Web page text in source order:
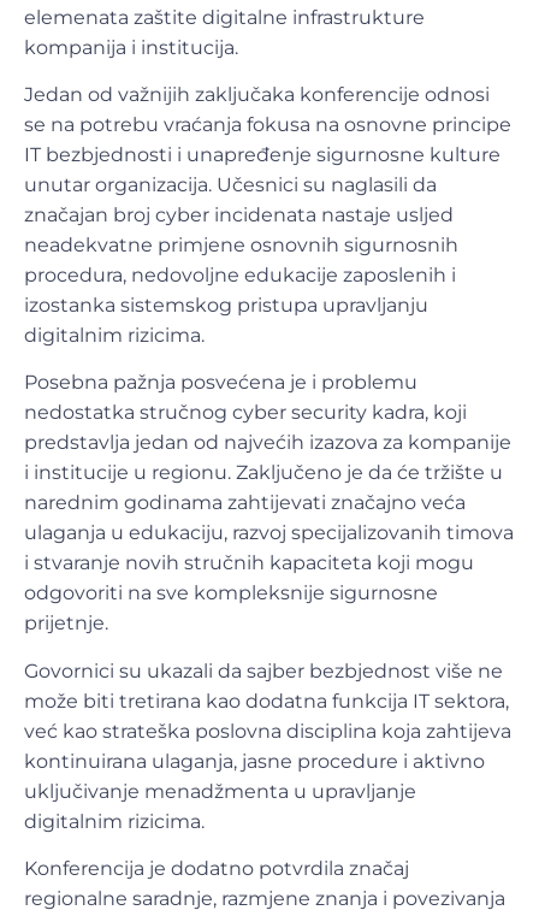
elemenata zaštite digitalne infrastrukture
kompanija i institucija.
Jedan od važnijih zaključaka konferencije odnosi
se na potrebu vraćanja fokusa na osnovne principe
IT bezbjednosti i unapređenje sigurnosne kulture
unutar organizacija. Učesnici su naglasili da
značajan broj cyber incidenata nastaje usljed
neadekvatne primjene osnovnih sigurnosnih
procedura, nedovoljne edukacije zaposlenih i
izostanka sistemskog pristupa upravljanju
digitalnim rizicima.
Posebna pažnja posvećena je i problemu
nedostatka stručnog cyber security kadra, koji
predstavlja jedan od najvećih izazova za kompanije
i institucije u regionu. Zaključeno je da će tržište u
narednim godinama zahtijevati značajno veća
ulaganja u edukaciju, razvoj specijalizovanih timova
i stvaranje novih stručnih kapaciteta koji mogu
odgovoriti na sve kompleksnije sigurnosne
prijetnje.
Govornici su ukazali da sajber bezbjednost više ne
može biti tretirana kao dodatna funkcija IT sektora,
već kao strateška poslovna disciplina koja zahtijeva
kontinuirana ulaganja, jasne procedure i aktivno
uključivanje menadžmenta u upravljanje
digitalnim rizicima.
Konferencija je dodatno potvrdila značaj
regionalne saradnje, razmjene znanja i povezivanja